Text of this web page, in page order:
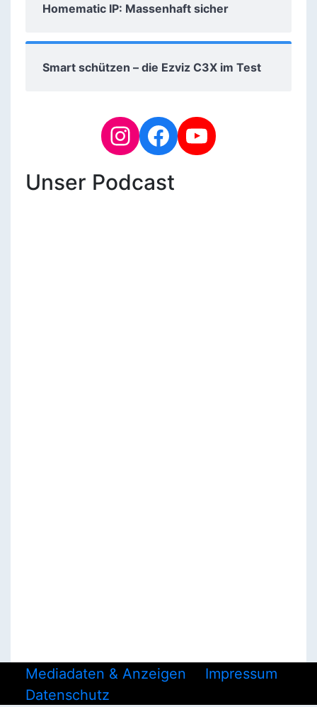
Homematic IP: Massenhaft sicher
Smart schützen – die Ezviz C3X im Test
Unser Podcast
Mediadaten & Anzeigen
Impressum
Datenschutz